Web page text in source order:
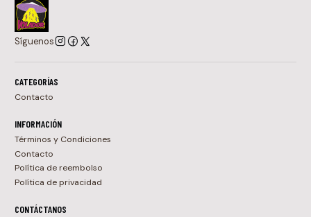
Síguenos
CATEGORÍAS
Contacto
INFORMACIÓN
Términos y Condiciones
Contacto
Política de reembolso
Política de privacidad
CONTÁCTANOS